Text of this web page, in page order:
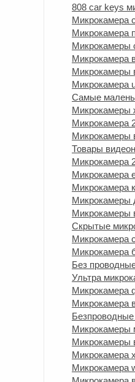
808 car keys
Микрокамера
Микрокамера
Микрокамеры
Микрокамера
Микрокамеры
Микрокамера
Самые
Микрокамеры
Микрокамера
Микрокамеры
Товары
Микрокамера
Микрокамера
Микрокамера
Микрокамеры
Микрокамеры
Скрытые
Микрокамера
Микрокамера
Без
Ультра
Микрокамера
Микрокамера
Микрокамеры
Микрокамеры
Микрокамера
Микрокамера